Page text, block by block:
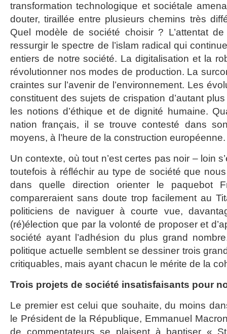
transformation technologique et sociétale
douter, tiraillée entre plusieurs chemins très
Quel modèle de société choisir ? L’attentat
ressurgir le spectre de l’islam radical qui
entiers de notre société. La digitalisation et la
révolutionner nos modes de production. La
craintes sur l’avenir de l’environnement. Les
constituent des sujets de crispation d’autant
les notions d’éthique et de dignité humaine.
nation français, il se trouve contesté dans
moyens, à l’heure de la construction européenne.
Un contexte, où tout n’est certes pas noir – loin
toutefois à réfléchir au type de société que
dans quelle direction orienter le paquebot
compareraient sans doute trop facilement au
politiciens de naviguer à courte vue,
(ré)élection que par la volonté de proposer et
société ayant l’adhésion du plus grand
politique actuelle semblent se dessiner trois
critiquables, mais ayant chacun le mérite de la
Trois projets de société insatisfaisants pour
Le premier est celui que souhaite, du moins
le Président de la République, Emmanuel
de commentateurs se plaisent à baptiser «